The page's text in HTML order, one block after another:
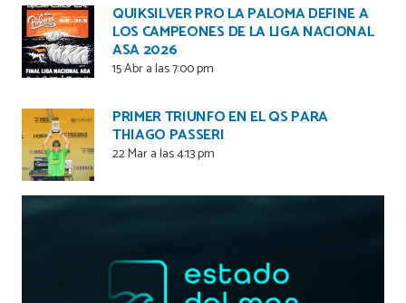
QUIKSILVER PRO LA PALOMA DEFINE A
LOS CAMPEONES DE LA LIGA NACIONAL
ASA 2026
15 Abr a las 7:00 pm
PRIMER TRIUNFO EN EL QS PARA
THIAGO PASSERI
22 Mar a las 4:13 pm